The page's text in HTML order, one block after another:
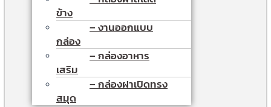
ข้าง
– งานออกแบบ
กล่อง
– กล่องอาหาร
เสริม
– กล่องฝาเปิดทรง
สมุด